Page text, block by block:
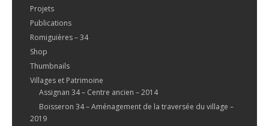
Projets
Publications
Romiguières – 34
Shop
Thumbnails
Villages et Patrimoine
Assignan 34 – Centre ancien – 2014
Boisseron 34 – Aménagement de la traversée du village –
2019